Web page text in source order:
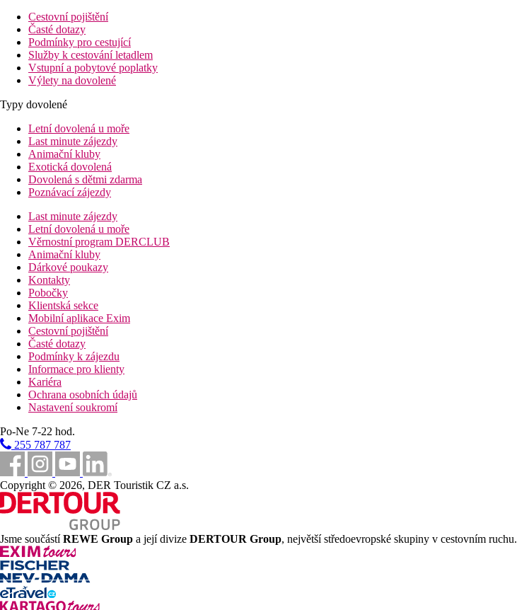
Cestovní pojištění
Časté dotazy
Podmínky pro cestující
Služby k cestování letadlem
Vstupní a pobytové poplatky
Výlety na dovolené
Typy dovolené
Letní dovolená u moře
Last minute zájezdy
Animační kluby
Exotická dovolená
Dovolená s dětmi zdarma
Poznávací zájezdy
Last minute zájezdy
Letní dovolená u moře
Věrnostní program DERCLUB
Animační kluby
Dárkové poukazy
Kontakty
Pobočky
Klientská sekce
Mobilní aplikace Exim
Cestovní pojištění
Časté dotazy
Podmínky k zájezdu
Informace pro klienty
Kariéra
Ochrana osobních údajů
Nastavení soukromí
Po-Ne 7-22 hod.
255 787 787
Copyright © 2026, DER Touristik CZ a.s.
Jsme součástíREWE Group a její divize DERTOUR Group, největší středoevropské skupiny v cestovním ruchu.